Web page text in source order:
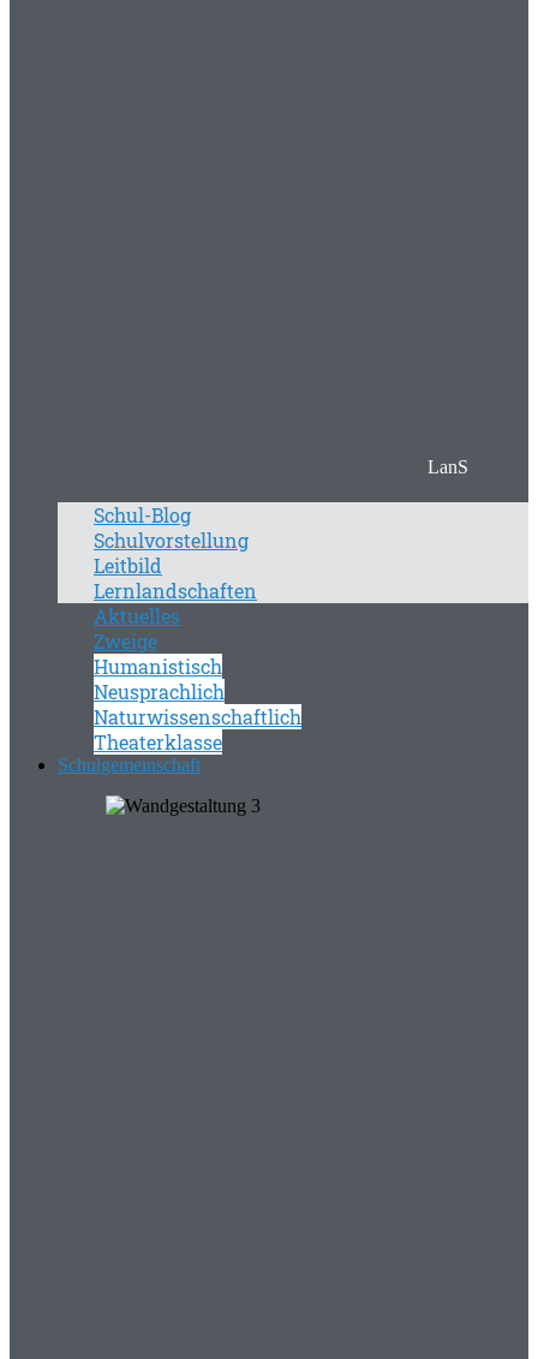
LanS
Schul-Blog
Schulvorstellung
Leitbild
Lernlandschaften
Aktuelles
Zweige
Humanistisch
Neusprachlich
Naturwissenschaftlich
Theaterklasse
Schulgemeinschaft